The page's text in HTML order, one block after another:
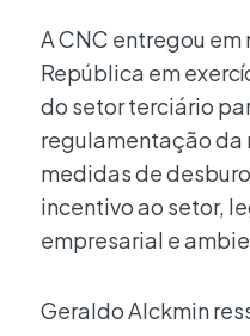
A CNC entregou
República em
do setor terciário
regulamentação
medidas de
incentivo ao setor,
empresarial e
Geraldo Alckmin